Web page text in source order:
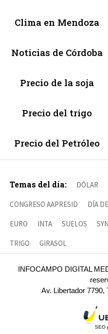
Clima en Mendoza
Noticias de Córdoba
Precio de la soja
Precio del trigo
Precio del Petróleo
Temas del día: DÓLAR
CONGRESO AAPRESID DÍA
EURO INTA SUELOS
TRIGO GIRASOL
INFOCAMPO DIGITAL
Av. Libertador 7790,
SEO